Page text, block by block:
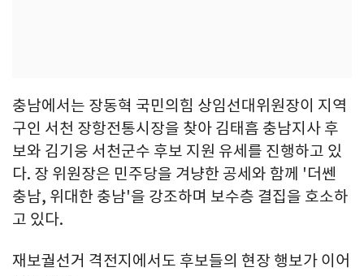
충남에서는 장동혁 국민의힘 상임선대위원장이 지역
구인 서천 장항전통시장을 찾아 김태흠 충남지사 후
보와 김기웅 서천군수 후보 지원 유세를 진행하고 있
다. 장 위원장은 민주당을 겨냥한 공세와 함께 '더쎈
충남, 위대한 충남'을 강조하며 보수층 결집을 호소하
고 있다.
재보궐선거 격전지에서도 후보들의 현장 행보가 이어